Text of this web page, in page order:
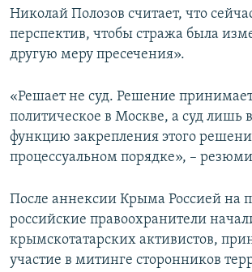
Николай Полозов считает, что
перспектив, чтобы стража была
другую меру пресечения».
«Решает не суд. Решение
политическое в Москве, а суд лишь
функцию закрепления этого
процессуальном порядке», –
После аннексии Крыма Россией на
российские правоохранители
крымскотатарских активистов,
участие в митинге сторонников